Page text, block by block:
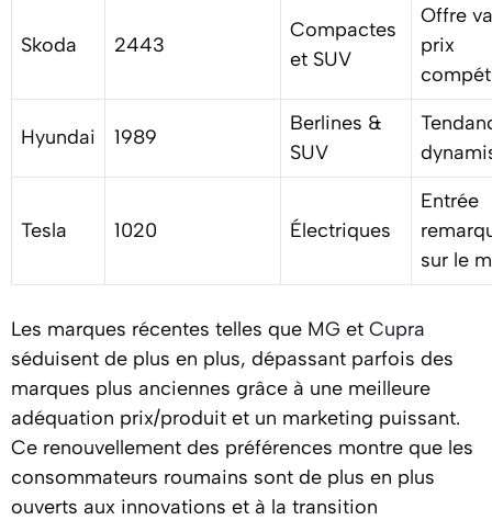
Skoda 2443
Compactes
et SUV
Offre
prix
Hyundai 1989
Berlines &
SUV
Tesla 1020 Électriques
Entrée
sur le
Les marques récentes telles que MG et Cupra
séduisent de plus en plus, dépassant parfois des
marques plus anciennes grâce à une meilleure
adéquation prix/produit et un marketing puissant.
Ce renouvellement des préférences montre que les
consommateurs roumains sont de plus en plus
ouverts aux innovations et à la transition